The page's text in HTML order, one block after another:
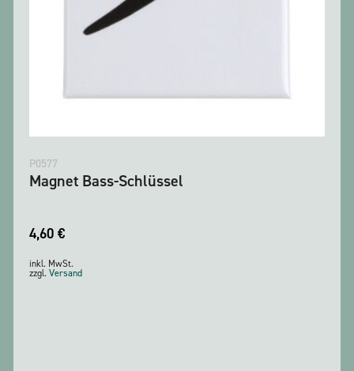
P0577
Magnet Bass-Schlüssel
4,60 €
inkl. MwSt.
zzgl. Versand